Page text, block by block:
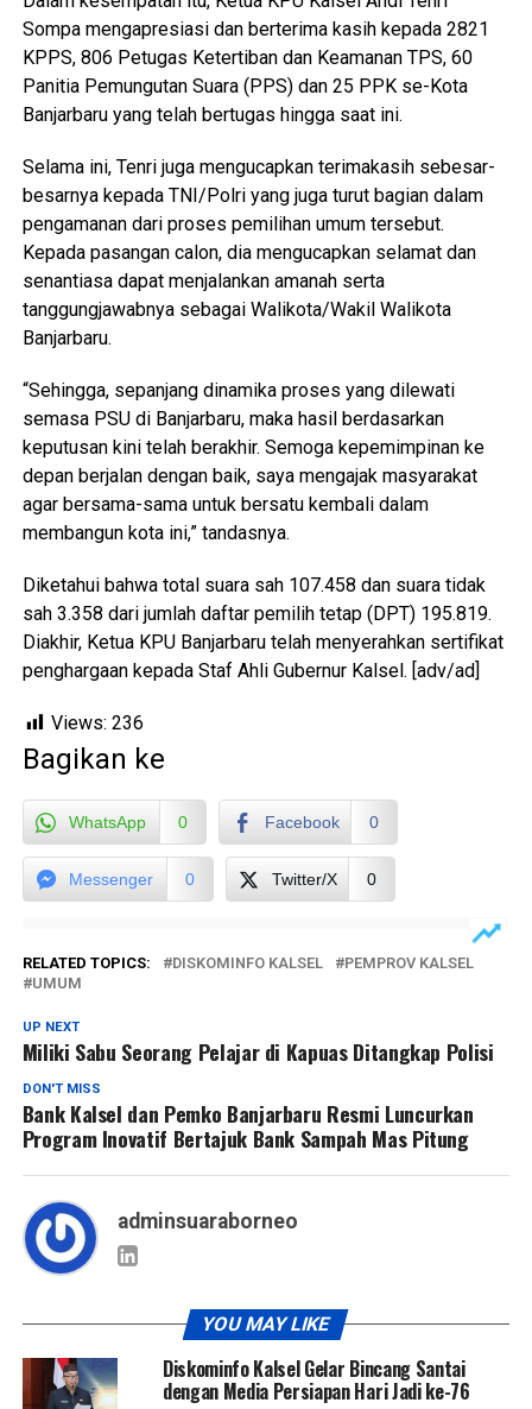
Sompa mengapresiasi dan berterima kasih kepada 2821
KPPS, 806 Petugas Ketertiban dan Keamanan TPS, 60
Panitia Pemungutan Suara (PPS) dan 25 PPK se-Kota
Banjarbaru yang telah bertugas hingga saat ini.
Selama ini, Tenri juga mengucapkan terimakasih sebesar-
besarnya kepada TNI/Polri yang juga turut bagian dalam
pengamanan dari proses pemilihan umum tersebut.
Kepada pasangan calon, dia mengucapkan selamat dan
senantiasa dapat menjalankan amanah serta
tanggungjawabnya sebagai Walikota/Wakil Walikota
Banjarbaru.
“Sehingga, sepanjang dinamika proses yang dilewati
semasa PSU di Banjarbaru, maka hasil berdasarkan
keputusan kini telah berakhir. Semoga kepemimpinan ke
depan berjalan dengan baik, saya mengajak masyarakat
agar bersama-sama untuk bersatu kembali dalam
membangun kota ini,” tandasnya.
Diketahui bahwa total suara sah 107.458 dan suara tidak
sah 3.358 dari jumlah daftar pemilih tetap (DPT) 195.819.
Diakhir, Ketua KPU Banjarbaru telah menyerahkan sertifikat
penghargaan kepada Staf Ahli Gubernur Kalsel. [adv/ad]
Views: 236
Bagikan ke
WhatsApp 0 Facebook 0
Messenger 0 Twitter/X 0
RELATED TOPICS: DISKOMINFO KALSEL
PEMPROV KALSEL
UMUM
UP NEXT
Miliki Sabu Seorang Pelajar di Kapuas Ditangkap Polisi
DON'T MISS
Bank Kalsel dan Pemko Banjarbaru Resmi Luncurkan
Program Inovatif Bertajuk Bank Sampah Mas Pitung
adminsuaraborneo
YOU MAY LIKE
Diskominfo Kalsel Gelar Bincang Santai
dengan Media Persiapan Hari Jadi ke-76